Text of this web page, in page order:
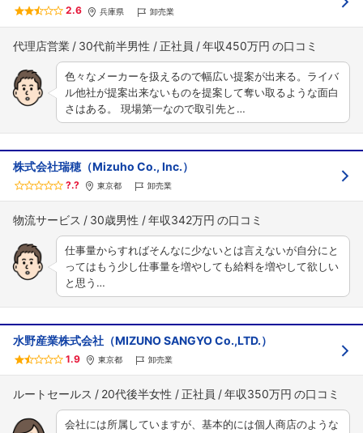
2.6 兵庫県 卸売業
代理店営業 30代前半男性 正社員 年収450万円
色々なメーカーを扱えるので幅広い提案が出来る。ライバ
ル他社が提案出来ないものを提案して奪い取るような面白
さはある。 現場第一なので取引先と…
株式会社瑞穂（Mizuho Co., Inc.）
?.? 東京都 卸売業
物流サービス 30歳男性 年収342万円
仕事量からすればそんなに少ないとは言えないが自分にと
ってはもう少し仕事量を増やしても給料を増やして欲しい
と思う…
水野産業株式会社（MIZUNO SANGYO Co.,LTD.）
1.9 東京都 卸売業
ルートセールス 20代後半女性 正社員 年収350万円
会社には所属していますが、基本的には個人商店のような